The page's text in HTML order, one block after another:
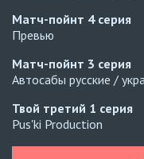
Матч-пойнт 4 серия
Превью
Матч-пойнт 3 серия
Автосабы русские /
Твой третий 1 серия
Pus'ki Production